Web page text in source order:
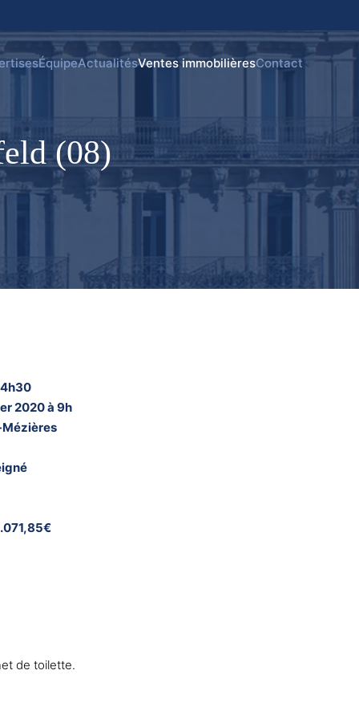
ÉquipeActualitésVentes immobilièresContact
(08)
2020 à 9h
Mézières
de toilette.